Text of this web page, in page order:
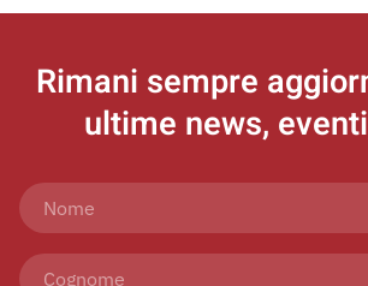
Rimani sempre
ultime news,